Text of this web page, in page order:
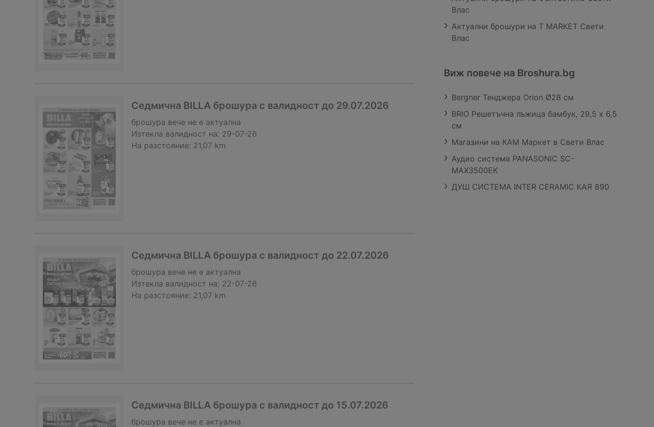
Седмична BILLA брошура с валидност до 29.07.2026
брошура вече не е актуална
Изтекла валидност на: 29-07-26
На разстояние: 21,07 km
Седмична BILLA брошура с валидност до 22.07.2026
брошура вече не е актуална
Изтекла валидност на: 22-07-26
На разстояние: 21,07 km
Седмична BILLA брошура с валидност до 15.07.2026
брошура вече не е актуална
Влас
Актуални брошури на T MARKET Свети
Влас
Виж повече на Broshura.bg
Bergner Тенджера Orion Ø28 см
BRIO Решетъчна лъжица бамбук, 29,5 х 6,5
см
Магазини на КАМ Маркет в Свети Влас
Аудио система PANASONIC SC-
MAX3500EK
ДУШ СИСТЕМА INTER CERAMIC КАЯ 890